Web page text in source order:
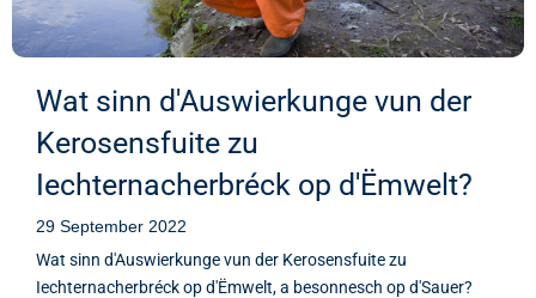
Wat sinn d'Auswierkunge vun der
Kerosensfuite zu
Iechternacherbréck op d'Ëmwelt?
29 September 2022
Wat sinn d'Auswierkunge vun der Kerosensfuite zu
Iechternacherbréck op d'Ëmwelt, a besonnesch op d'Sauer?